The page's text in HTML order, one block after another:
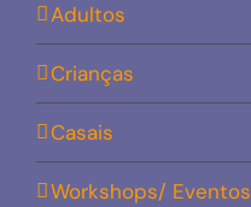
Adultos
Crianças
Casais
Workshops/ Eventos